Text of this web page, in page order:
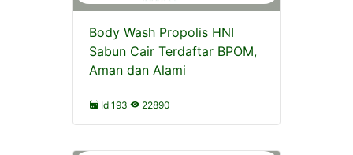
Body Wash Propolis HNI
Sabun Cair Terdaftar BPOM,
Aman dan Alami
Id 193 22890